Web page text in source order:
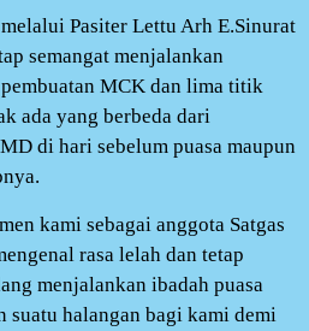
Pasiter Lettu Arh E.Sinurat
semangat menjalankan
MCK dan lima titik
ada yang berbeda dari
di hari sebelum puasa maupun
kami sebagai anggota Satgas
rasa lelah dan tetap
menjalankan ibadah puasa
halangan bagi kami demi